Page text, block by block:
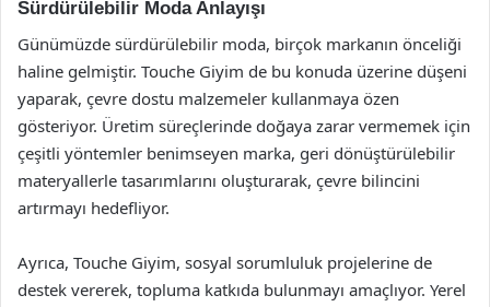
Sürdürülebilir Moda Anlayışı
Günümüzde sürdürülebilir moda, birçok markanın önceliği
haline gelmiştir. Touche Giyim de bu konuda üzerine düşeni
yaparak, çevre dostu malzemeler kullanmaya özen
gösteriyor. Üretim süreçlerinde doğaya zarar vermemek için
çeşitli yöntemler benimseyen marka, geri dönüştürülebilir
materyallerle tasarımlarını oluşturarak, çevre bilincini
artırmayı hedefliyor.
Ayrıca, Touche Giyim, sosyal sorumluluk projelerine de
destek vererek, topluma katkıda bulunmayı amaçlıyor. Yerel